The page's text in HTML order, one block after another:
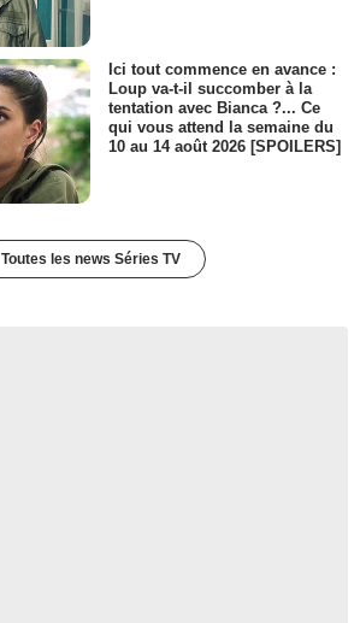
Ici tout commence en avance :
Loup va-t-il succomber à la
tentation avec Bianca ?... Ce
qui vous attend la semaine du
10 au 14 août 2026 [SPOILERS]
Toutes les news Séries TV